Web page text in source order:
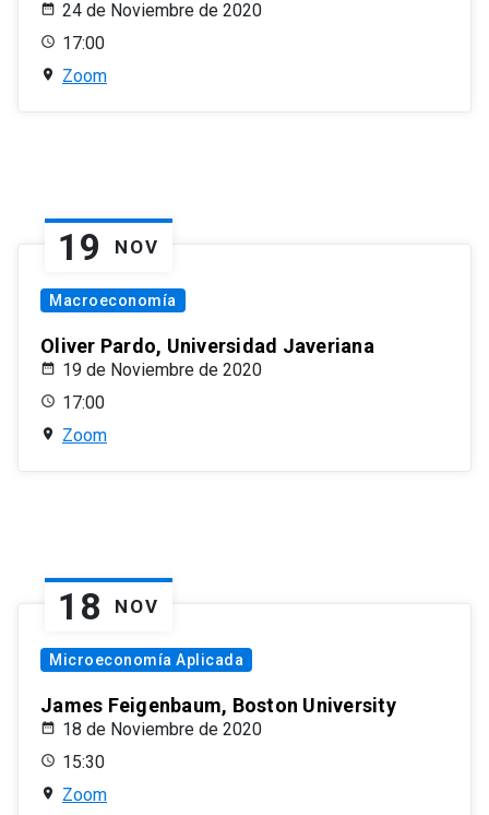
24 de Noviembre de 2020
17:00
Zoom
19 NOV
Macroeconomía
Oliver Pardo, Universidad Javeriana
19 de Noviembre de 2020
17:00
Zoom
18 NOV
Microeconomía Aplicada
James Feigenbaum, Boston University
18 de Noviembre de 2020
15:30
Zoom